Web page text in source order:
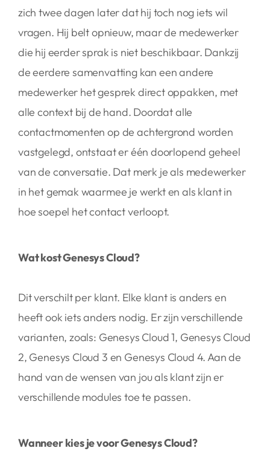
zich twee dagen later dat hij toch nog iets wil
vragen. Hij belt opnieuw, maar de medewerker
die hij eerder sprak is niet beschikbaar. Dankzij
de eerdere samenvatting kan een andere
medewerker het gesprek direct oppakken, met
alle context bij de hand. Doordat alle
contactmomenten op de achtergrond worden
vastgelegd, ontstaat er één doorlopend geheel
van de conversatie. Dat merk je als medewerker
in het gemak waarmee je werkt en als klant in
hoe soepel het contact verloopt.
Wat kost Genesys Cloud?
Dit verschilt per klant. Elke klant is anders en
heeft ook iets anders nodig. Er zijn verschillende
varianten, zoals: Genesys Cloud 1, Genesys Cloud
2, Genesys Cloud 3 en Genesys Cloud 4. Aan de
hand van de wensen van jou als klant zijn er
verschillende modules toe te passen.
Wanneer kies je voor Genesys Cloud?